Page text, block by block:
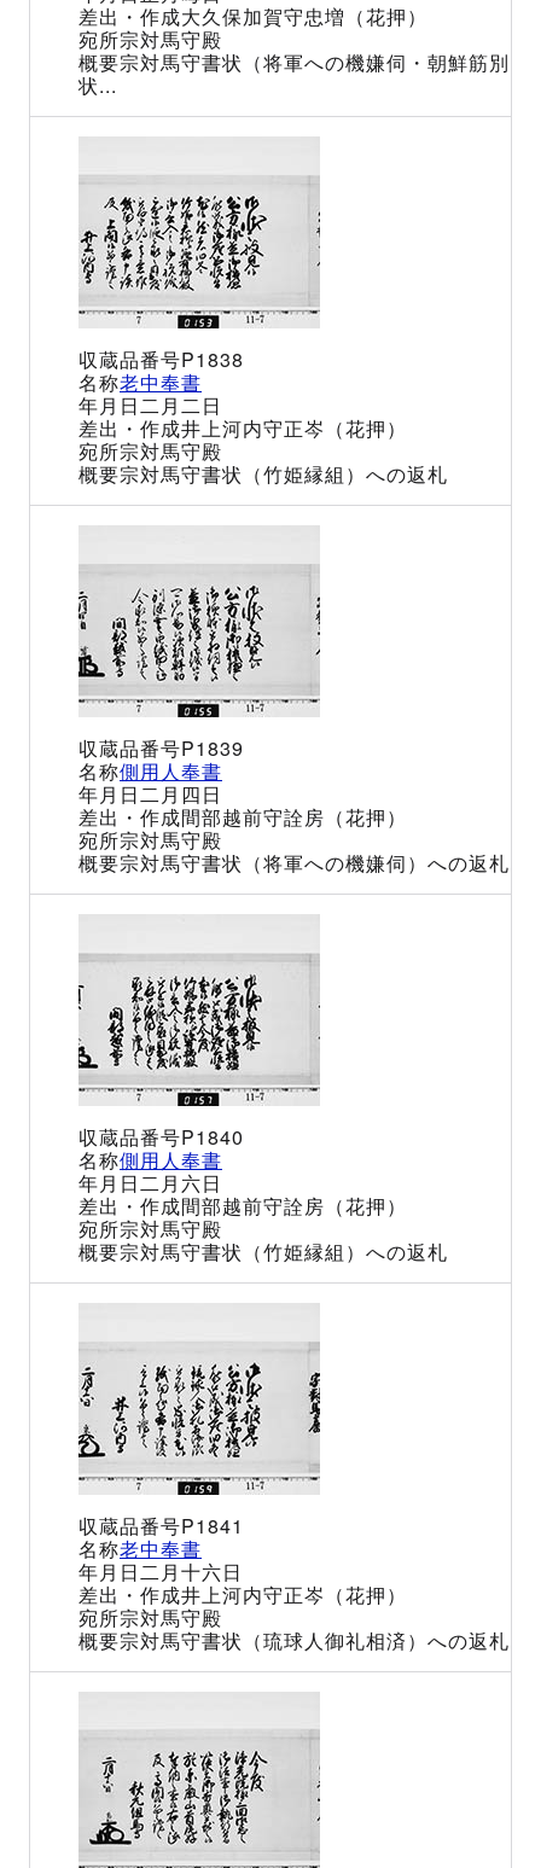
大久保加賀守忠増（花押）
宗対馬守殿
宗対馬守書状（将軍への機嫌伺・朝鮮筋別
状...
P1838
老中奉書
二月二日
井上河内守正岑（花押）
宗対馬守殿
宗対馬守書状（竹姫縁組）への返札
P1839
側用人奉書
二月四日
間部越前守詮房（花押）
宗対馬守殿
宗対馬守書状（将軍への機嫌伺）への返札
P1840
側用人奉書
二月六日
間部越前守詮房（花押）
宗対馬守殿
宗対馬守書状（竹姫縁組）への返札
P1841
老中奉書
二月十六日
井上河内守正岑（花押）
宗対馬守殿
宗対馬守書状（琉球人御礼相済）への返札